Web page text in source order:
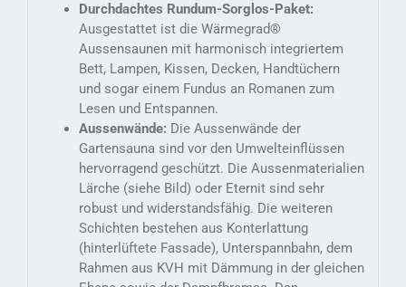
Durchdachtes Rundum-Sorglos-Paket:
Ausgestattet ist die Wärmegrad®
Aussensaunen mit harmonisch integriertem
Bett, Lampen, Kissen, Decken, Handtüchern
und sogar einem Fundus an Romanen zum
Lesen und Entspannen.
Aussenwände: Die Aussenwände der
Gartensauna sind vor den Umwelteinflüssen
hervorragend geschützt. Die Aussenmaterialien
Lärche (siehe Bild) oder Eternit sind sehr
robust und widerstandsfähig. Die weiteren
Schichten bestehen aus Konterlattung
(hinterlüftete Fassade), Unterspannbahn, dem
Rahmen aus KVH mit Dämmung in der gleichen